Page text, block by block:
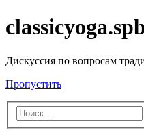
Дискуссия по вопросам
Пропустить